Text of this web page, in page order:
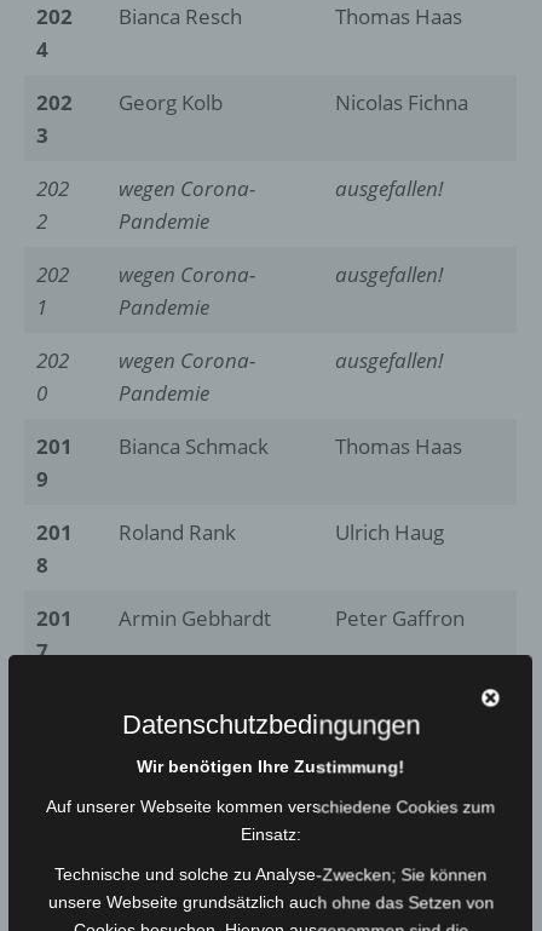
202
4
Bianca Resch Thomas Haas
202
3
Georg Kolb Nicolas Fichna
202
2
wegen Corona-
Pandemie
ausgefallen!
202
1
wegen Corona-
Pandemie
ausgefallen!
202
0
wegen Corona-
Pandemie
ausgefallen!
201
9
Bianca Schmack Thomas Haas
201
8
Roland Rank Ulrich Haug
201
7
Armin Gebhardt Peter Gaffron
Jürgen Gebhard
201
Werner Schaub
Henry
Sommermann
Datenschutzbedingungen
Wir benötigen Ihre Zustimmung!
Auf unserer Webseite kommen verschiedene Cookies zum
Einsatz:
Technische und solche zu Analyse-Zwecken; Sie können
unsere Webseite grundsätzlich auch ohne das Setzen von